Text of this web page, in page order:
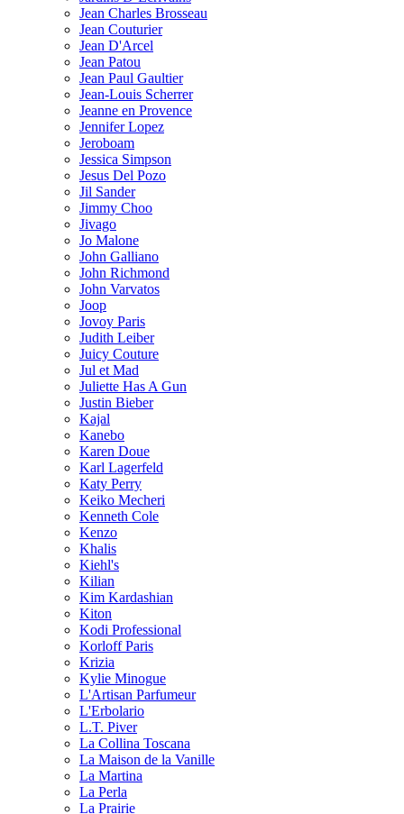
Jean Charles Brosseau
Jean Couturier
Jean D'Arcel
Jean Patou
Jean Paul Gaultier
Jean-Louis Scherrer
Jeanne en Provence
Jennifer Lopez
Jeroboam
Jessica Simpson
Jesus Del Pozo
Jil Sander
Jimmy Choo
Jivago
Jo Malone
John Galliano
John Richmond
John Varvatos
Joop
Jovoy Paris
Judith Leiber
Juicy Couture
Jul et Mad
Juliette Has A Gun
Justin Bieber
Kajal
Kanebo
Karen Doue
Karl Lagerfeld
Katy Perry
Keiko Mecheri
Kenneth Cole
Kenzo
Khalis
Kiehl's
Kilian
Kim Kardashian
Kiton
Kodi Professional
Korloff Paris
Krizia
Kylie Minogue
L'Artisan Parfumeur
L'Erbolario
L.T. Piver
La Collina Toscana
La Maison de la Vanille
La Martina
La Perla
La Prairie